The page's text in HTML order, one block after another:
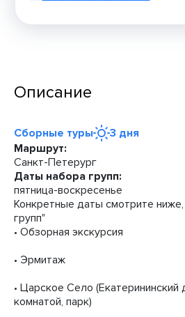
Описание
Сборные туры
3 дня
Маршрут:
Санкт-Петерург
Даты набора групп:
пятница-воскресенье
Конкретные даты смотрите
групп"
• Обзорная экскурсия
• Эрмитаж
• Царское Село (Екатерининский
комнатой, парк)